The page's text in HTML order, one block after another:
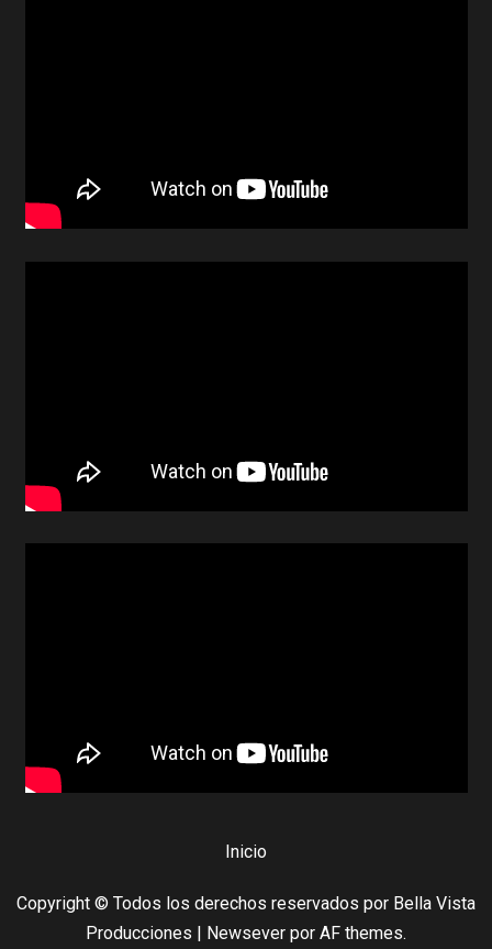
Inicio
Copyright © Todos los derechos reservados por Bella Vista
Producciones | Newsever por AF themes.